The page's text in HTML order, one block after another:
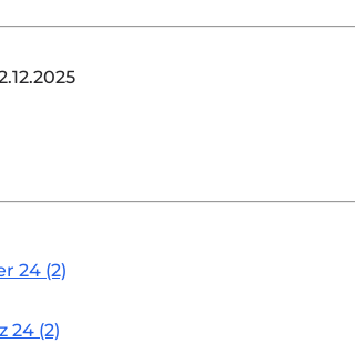
24 (2)
24 (2)